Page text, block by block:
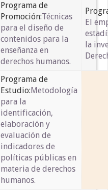
Programa de
Promoción:Técnicas
para el diseño de
contenidos para la
enseñanza en
derechos humanos.
El
la
Programa de
Estudio: Metodología
para la
identificación,
elaboración y
evaluación de
indicadores de
políticas públicas en
materia de derechos
humanos.